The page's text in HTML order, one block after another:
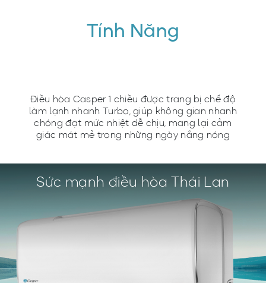
Tính Năng
Điều hòa Casper 1 chiều được trang bị chế độ
làm lạnh nhanh Turbo, giúp không gian nhanh
chóng đạt mức nhiệt dễ chịu, mang lại cảm
giác mát mẻ trong những ngày nắng nóng
Sức mạnh điều hòa Thái Lan